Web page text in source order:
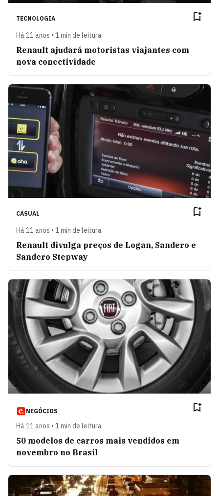
TECNOLOGIA
Há 11 anos • 1 min de leitura
Renault ajudará motoristas viajantes com
nova conectividade
CASUAL
Há 11 anos • 1 min de leitura
Renault divulga preços de Logan, Sandero e
Sandero Stepway
NEGÓCIOS
Há 11 anos • 1 min de leitura
50 modelos de carros mais vendidos em
novembro no Brasil